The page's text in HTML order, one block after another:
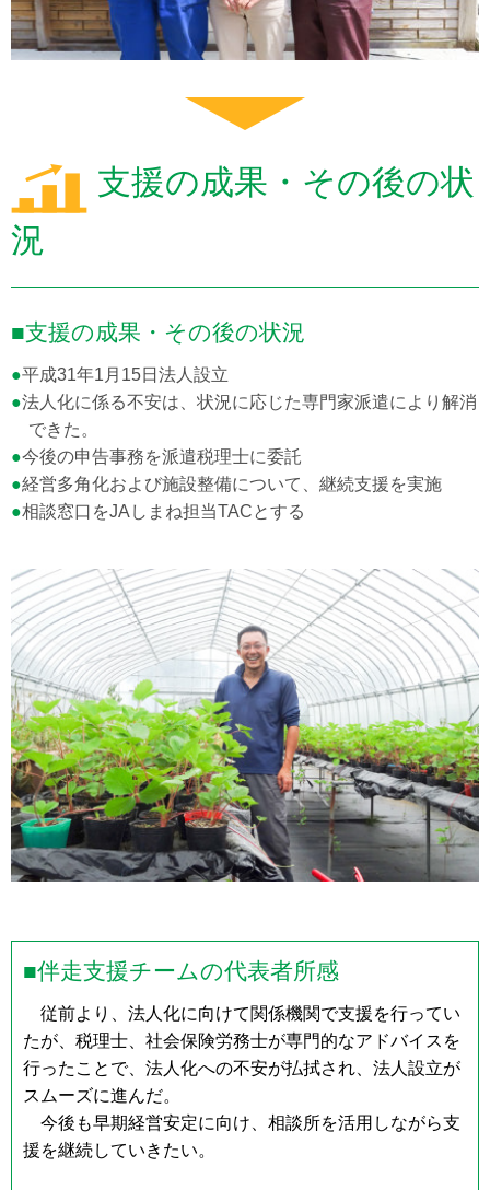
支援の成果・その後の状
況
■支援の成果・その後の状況
●平成31年1月15日法人設立
●法人化に係る不安は、状況に応じた専門家派遣により解消
できた。
●今後の申告事務を派遣税理士に委託
●経営多角化および施設整備について、継続支援を実施
●相談窓口をJAしまね担当TACとする
■伴走支援チームの代表者所感
従前より、法人化に向けて関係機関で支援を行ってい
たが、税理士、社会保険労務士が専門的なアドバイスを
行ったことで、法人化への不安が払拭され、法人設立が
スムーズに進んだ。
今後も早期経営安定に向け、相談所を活用しながら支
援を継続していきたい。